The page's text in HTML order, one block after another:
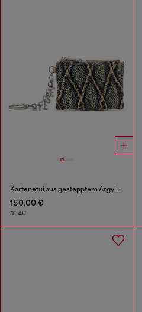
Kartenetui aus gestepptem Argyle-Denim
150,00 €
BLAU